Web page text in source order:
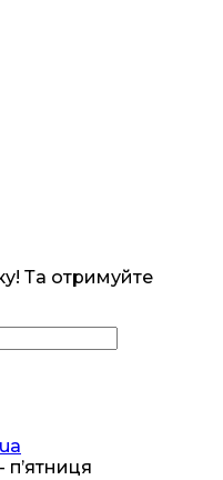
Та отримуйте
п’ятниця